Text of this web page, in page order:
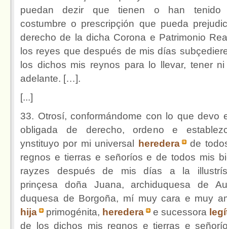
puedan dezir que tienen o han tenido
costumbre o prescripçión que pueda
derecho de la dicha Corona e Patrimonio
los reyes que después de mis días
los dichos mis reynos para lo llevar, tener
adelante. […].
[...]
33. Otrosí, conformándome con lo que devo
obligada de derecho, ordeno e
ynstituyo por mi universal
heredera
de
regnos e tierras e señoríos e de todos mis
rayzes después de mis días a la
prinçesa doña Juana, archiduquesa de
duquesa de Borgoña, mí muy cara e muy
hija
primogénita, heredera e sucessora
de los dichos mis regnos e tierras e